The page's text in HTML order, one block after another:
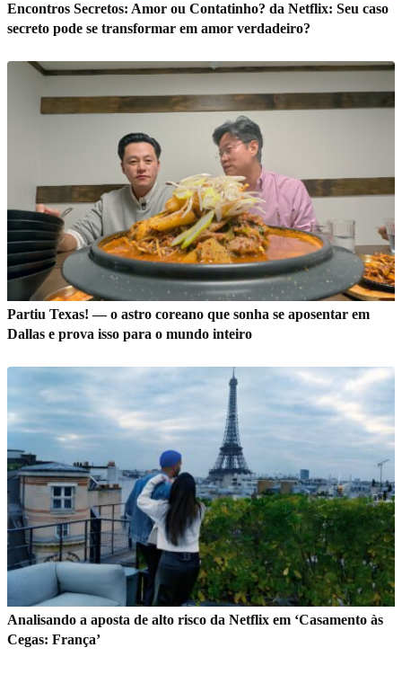
Encontros Secretos: Amor ou Contatinho? da Netflix: Seu caso
secreto pode se transformar em amor verdadeiro?
Partiu Texas! — o astro coreano que sonha se aposentar em
Dallas e prova isso para o mundo inteiro
Analisando a aposta de alto risco da Netflix em ‘Casamento às
Cegas: França’